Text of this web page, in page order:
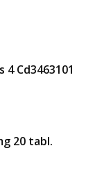
Cd3463101
20 tabl.